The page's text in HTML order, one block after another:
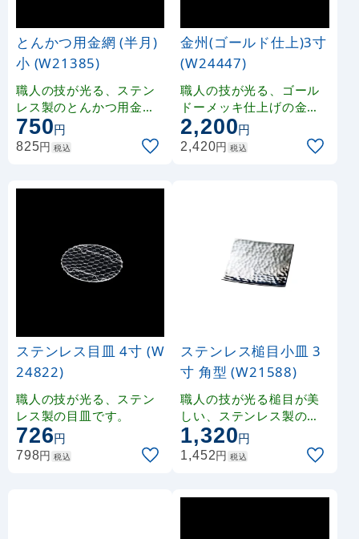
とんかつ用金網 (半月)
小 (W21385)
職人の技が光る、ステン
レス製のとんかつ用金網
です。
750円
825円 税込
金州(ゴールド仕上)3寸
(W24447)
職人の技が光る、ゴール
ドーメッキ仕上げの金洲
です。
2,200円
2,420円 税込
ステンレス目皿 4寸 (W
24822)
職人の技が光る、ステン
レス製の目皿です。
726円
798円 税込
ステンレス槌目小皿 3
寸 角型 (W21588)
職人の技が光る槌目が美
しい、ステンレス製の小
皿です。
1,320円
1,452円 税込